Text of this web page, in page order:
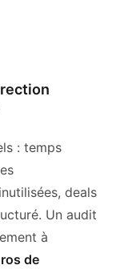
: temps
deals
Un audit
à
de